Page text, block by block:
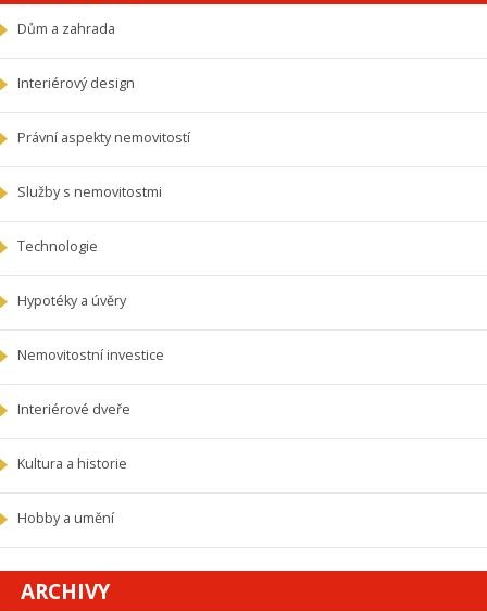
Dům a zahrada
Interiérový design
Právní aspekty nemovitostí
Služby s nemovitostmi
Technologie
Hypotéky a úvěry
Nemovitostní investice
Interiérové dveře
Kultura a historie
Hobby a umění
ARCHIVY